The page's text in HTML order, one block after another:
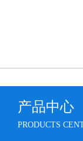
产品中心
PRODUCTS